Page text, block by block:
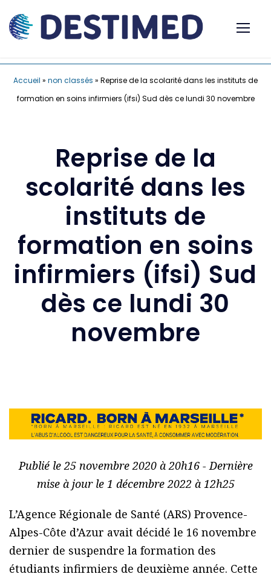
Accueil » non classés » Reprise de la scolarité dans les instituts de
formation en soins infirmiers (ifsi) Sud dès ce lundi 30 novembre
Reprise de la
scolarité dans les
instituts de
formation en soins
infirmiers (ifsi) Sud
dès ce lundi 30
novembre
Publié le 25 novembre 2020 à 20h16 - Dernière
mise à jour le 1 décembre 2022 à 12h25
L’Agence Régionale de Santé (ARS) Provence-
Alpes-Côte d’Azur avait décidé le 16 novembre
dernier de suspendre la formation des
étudiants infirmiers de deuxième année. Cette